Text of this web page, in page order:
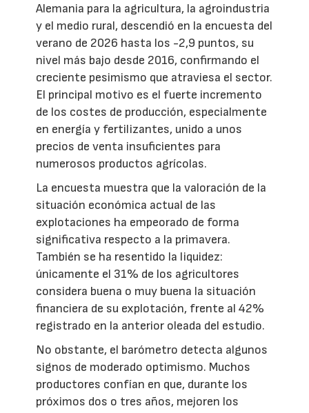
Alemania para la agricultura, la agroindustria
y el medio rural, descendió en la encuesta del
verano de 2026 hasta los -2,9 puntos, su
nivel más bajo desde 2016, confirmando el
creciente pesimismo que atraviesa el sector.
El principal motivo es el fuerte incremento
de los costes de producción, especialmente
en energía y fertilizantes, unido a unos
precios de venta insuficientes para
numerosos productos agrícolas.
La encuesta muestra que la valoración de la
situación económica actual de las
explotaciones ha empeorado de forma
significativa respecto a la primavera.
También se ha resentido la liquidez:
únicamente el 31% de los agricultores
considera buena o muy buena la situación
financiera de su explotación, frente al 42%
registrado en la anterior oleada del estudio.
No obstante, el barómetro detecta algunos
signos de moderado optimismo. Muchos
productores confían en que, durante los
próximos dos o tres años, mejoren los